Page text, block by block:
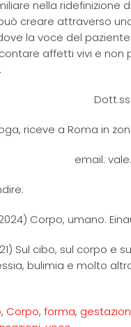
nella ridefinizione
creare attraverso
la voce del
affetti vivi e non
riceve a Roma in
email:
Corpo, umano.
Sul cibo, sul corpo e
bulimia e molto
, Corpo, forma,